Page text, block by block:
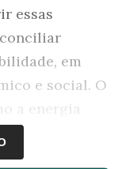
essas
conciliar
em
e social. O
a energia
de usinas